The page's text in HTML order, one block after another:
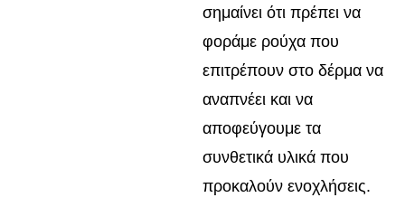
σημαίνει ότι πρέπει να
φοράμε ρούχα που
επιτρέπουν στο δέρμα να
αναπνέει και να
αποφεύγουμε τα
συνθετικά υλικά που
προκαλούν ενοχλήσεις.